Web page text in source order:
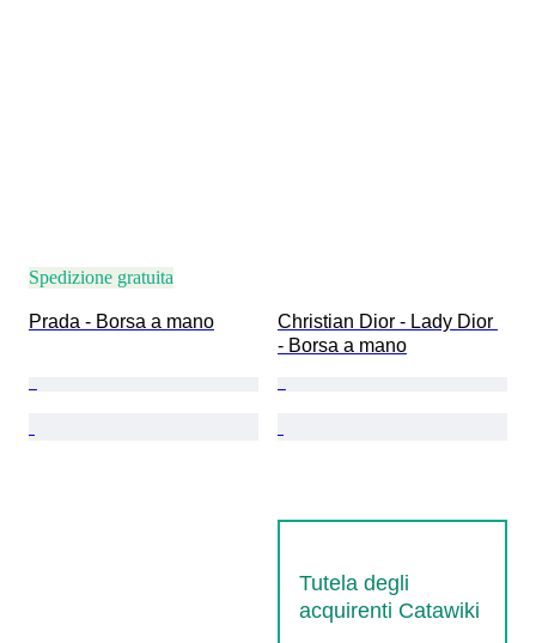
Spedizione gratuita
Prada - Borsa a mano
Christian Dior - Lady Dior
- Borsa a mano
Tutela degli
acquirenti Catawiki